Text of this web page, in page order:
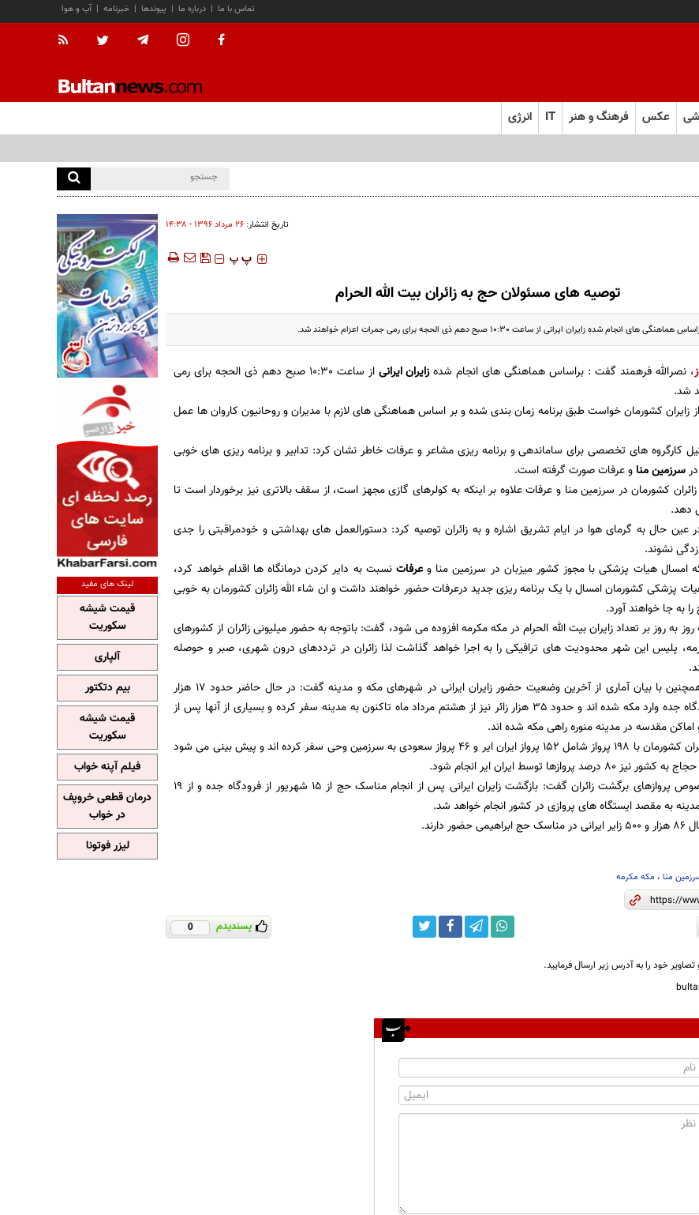
آب و هوا | خبرنامه | پیوندها | درباره ما | تماس با ما
عکس فرهنگ و هنر IT انرژی
تاریخ انتشار: ۲۶ مرداد ۱۳۹۶ - ۱۴:۳۸
‍‍‍ پ پ
توصیه های مسئولان حج به زائران بیت الله الحرام
شده زایران ایرانی از ساعت 10:30 صبح دهم ذی الحجه برای رمی جمرات اعزام خواهند شد.
، نصرالله فرهمند گفت : براساس هماهنگی های انجام شدهزایران ایرانی
از ساعت 10:30 صبح دهم ذی الحجه برای رمی
شد.
زایران کشورمان خواست طبق برنامه زمان بندی شده و بر اساس هماهنگی های لازم با مدیران و روحانیون کاروان ها عمل
کارگروه های تخصصی برای ساماندهی و برنامه ریزی مشاعر و عرفات خاطر نشان کرد:‌ تدابیر و برنامه ریزی های خوبی
سرزمین منا و عرفات صورت گرفته است.
کشورمان در سرزمین منا و عرفات علاوه بر اینکه به کولرهای گازی مجهز است، از سقف بالاتری نیز برخوردار است تا
دهد.
عین حال به گرمای هوا در ایام تشریق اشاره و به زائران توصیه کرد: دستورالعمل های بهداشتی و خودمراقبتی را جدی
زدگی نشوند.
امسال هیات پزشکی با مجوز کشور میزبان در سرزمین منا وعرفات نسبت به دایر کردن درمانگاه ها اقدام خواهد کرد،
پزشکی کشورمان امسال با یک برنامه ریزی جدید درعرفات حضور خواهند داشت و ان شاء الله زائران کشورمان به خوبی
به جا خواهند آورد.
روز به روز بر تعداد زایران بیت الله الحرام در مکه مکرمه افزوده می شود، گفت: باتوجه به حضور میلیونی زائران از کشورهای
پلیس این شهر محدودیت های ترافیکی را به اجرا خواهد گذاشت لذا زائران در ترددهای درون شهری، صبر و حوصله
مدیر عملیات حج همچنین با بیان آماری از آخرین وضعیت حضور زایران ایرانی در شهرهای مکه و مدینه گفت: در حال حاضر حدود 17 هزار
ایرانی از طریق فرودگاه جده وارد مکه شده اند و حدود 35 هزار زائر نیز از هشتم مرداد ماه تاکنون به مدینه سفر کرده و بسیاری از آنها پس از
مقدسه در مدینه منوره راهی مکه شده اند.
فرهمند گفت که زائران کشورمان با 198 پرواز شامل 152 پرواز ایران ایر و 46 پرواز سعودی به سرزمین وحی سفر کرده اند و پیش بینی می شود
پروازها توسط ایران ایر انجام شود.
وی همچنین در خصوص پروازهای برگشت زائران گفت: بازگشت زایران ایرانی پس از انجام مناسک حج ‌از 15 شهریور ‌از فرودگاه جده و از 19
به مقصد ایستگاه های پروازی در کشور انجام خواهد شد.
دارند.
منا، مکه مکرمه
پسندیدم 0
خود را به آدرس زیر ارسال فرمایید.
لینک های مفید
قیمت شیشه
سکوریت
آلپاری
بیم دتکتور
قیمت شیشه
سکوریت
فیلم آپنه خواب
درمان قطعی خروپف
در خواب
لیزر فوتونا